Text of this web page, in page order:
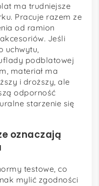
ma trudniejsze
Pracuje razem ze
od ramion
Jeśli
uchwytu,
podblatowej
materiał ma
i droższy, ale
odporność
starzenie się
oznaczają
testowe, co
mylić zgodności